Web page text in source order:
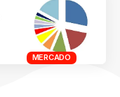
MERCADO